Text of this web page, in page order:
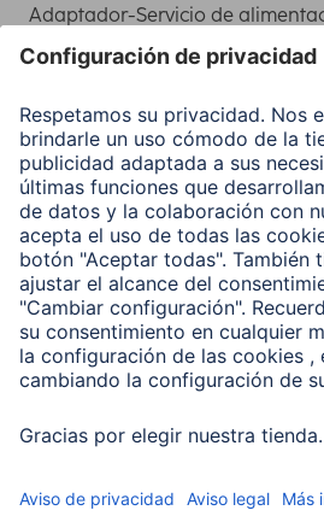
Adaptador-Servicio de
Clientes online
Conviértete en distribuidor
Compañía
Historia de la empresa
Hama en todo el Mundo
Sostenibilidad
Business-Portal